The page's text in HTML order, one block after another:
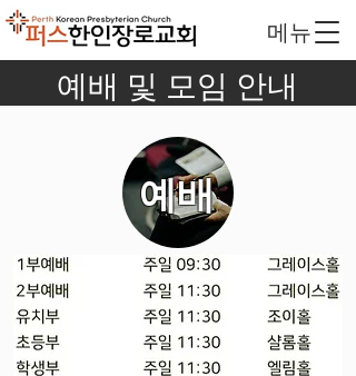
​메뉴
예배 및 모임 안내
​예배